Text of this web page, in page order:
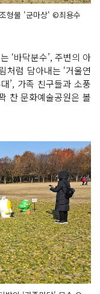
형물 '군마상' ©최용수
‘바닥분수’, 주변의 아
처럼 담아내는 ‘거울연
’, 가족 친구들과 소풍
찬 문화예술공원은 볼